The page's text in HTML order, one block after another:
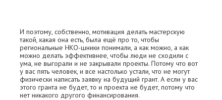
И поэтому, собственно, мотивация делать мастерскую
такой, какая она есть, была ещё про то, чтобы
региональные НКО-шники понимали, а как можно, а как
можно делать эффективнее, чтобы люди не сходили с
ума, не выгорали и не закрывали проекты. Потому что вот
у вас пять человек, и все настолько устали, что не могут
физически написать заявку на будущий грант. А если у вас
этого гранта не будет, то и проекта не будет, потому что
нет никакого другого финансирования.